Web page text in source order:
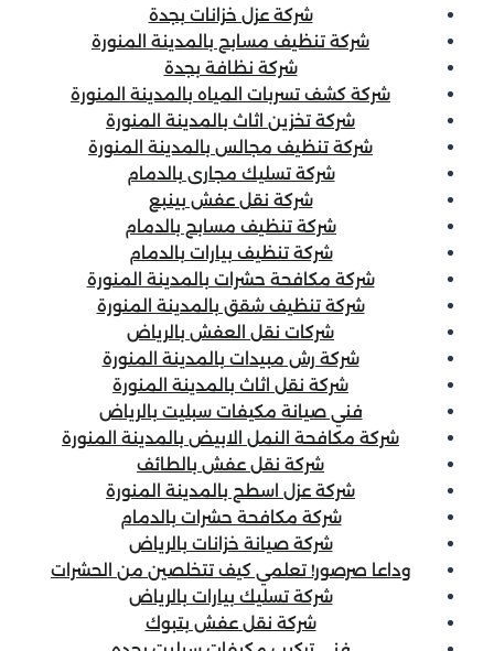
شركة عزل خزانات بجدة
شركة تنظيف مسابح بالمدينة المنورة
شركة نظافة بجدة
شركة كشف تسربات المياه بالمدينة المنورة
شركة تخزين اثاث بالمدينة المنورة
شركة تنظيف مجالس بالمدينة المنورة
شركة تسليك مجارى بالدمام
شركة نقل عفش بينبع
شركة تنظيف مسابح بالدمام
شركة تنظيف بيارات بالدمام
شركة مكافحة حشرات بالمدينة المنورة
شركة تنظيف شقق بالمدينة المنورة
شركات نقل العفش بالرياض
شركة رش مبيدات بالمدينة المنورة
شركة نقل اثاث بالمدينة المنورة
فني صيانة مكيفات سبليت بالرياض
شركة مكافحة النمل الابيض بالمدينة المنورة
شركة نقل عفش بالطائف
شركة عزل اسطح بالمدينة المنورة
شركة مكافحة حشرات بالدمام
شركة صيانة خزانات بالرياض
وداعا صرصور! تعلمي كيف تتخلصين من الحشرات
شركة تسليك بيارات بالرياض
شركة نقل عفش بتبوك